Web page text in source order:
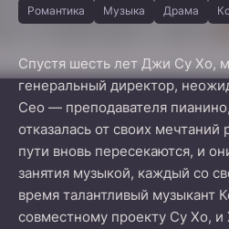
Романтика
Музыка Драма
Спустя шесть лет Джи Су Хо,
генеральный директор,
Сео — преподавателя
отказалась от своих
пути вновь пересекаются, и
занятия музыкой, каждый со
время талантливый музыкант
совместному проекту Су Хо, и